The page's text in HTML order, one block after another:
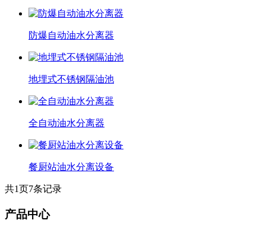
防爆自动油水分离器
地埋式不锈钢隔油池
全自动油水分离器
餐厨站油水分离设备
共1页7条记录
产品中心